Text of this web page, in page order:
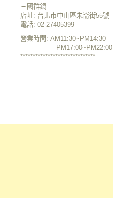
三國群鍋
店址: 台北市中山區朱崙街55號
電話: 02-27405399
營業時間: AM11:30~PM14:30
PM17:00~PM22:00
******************************